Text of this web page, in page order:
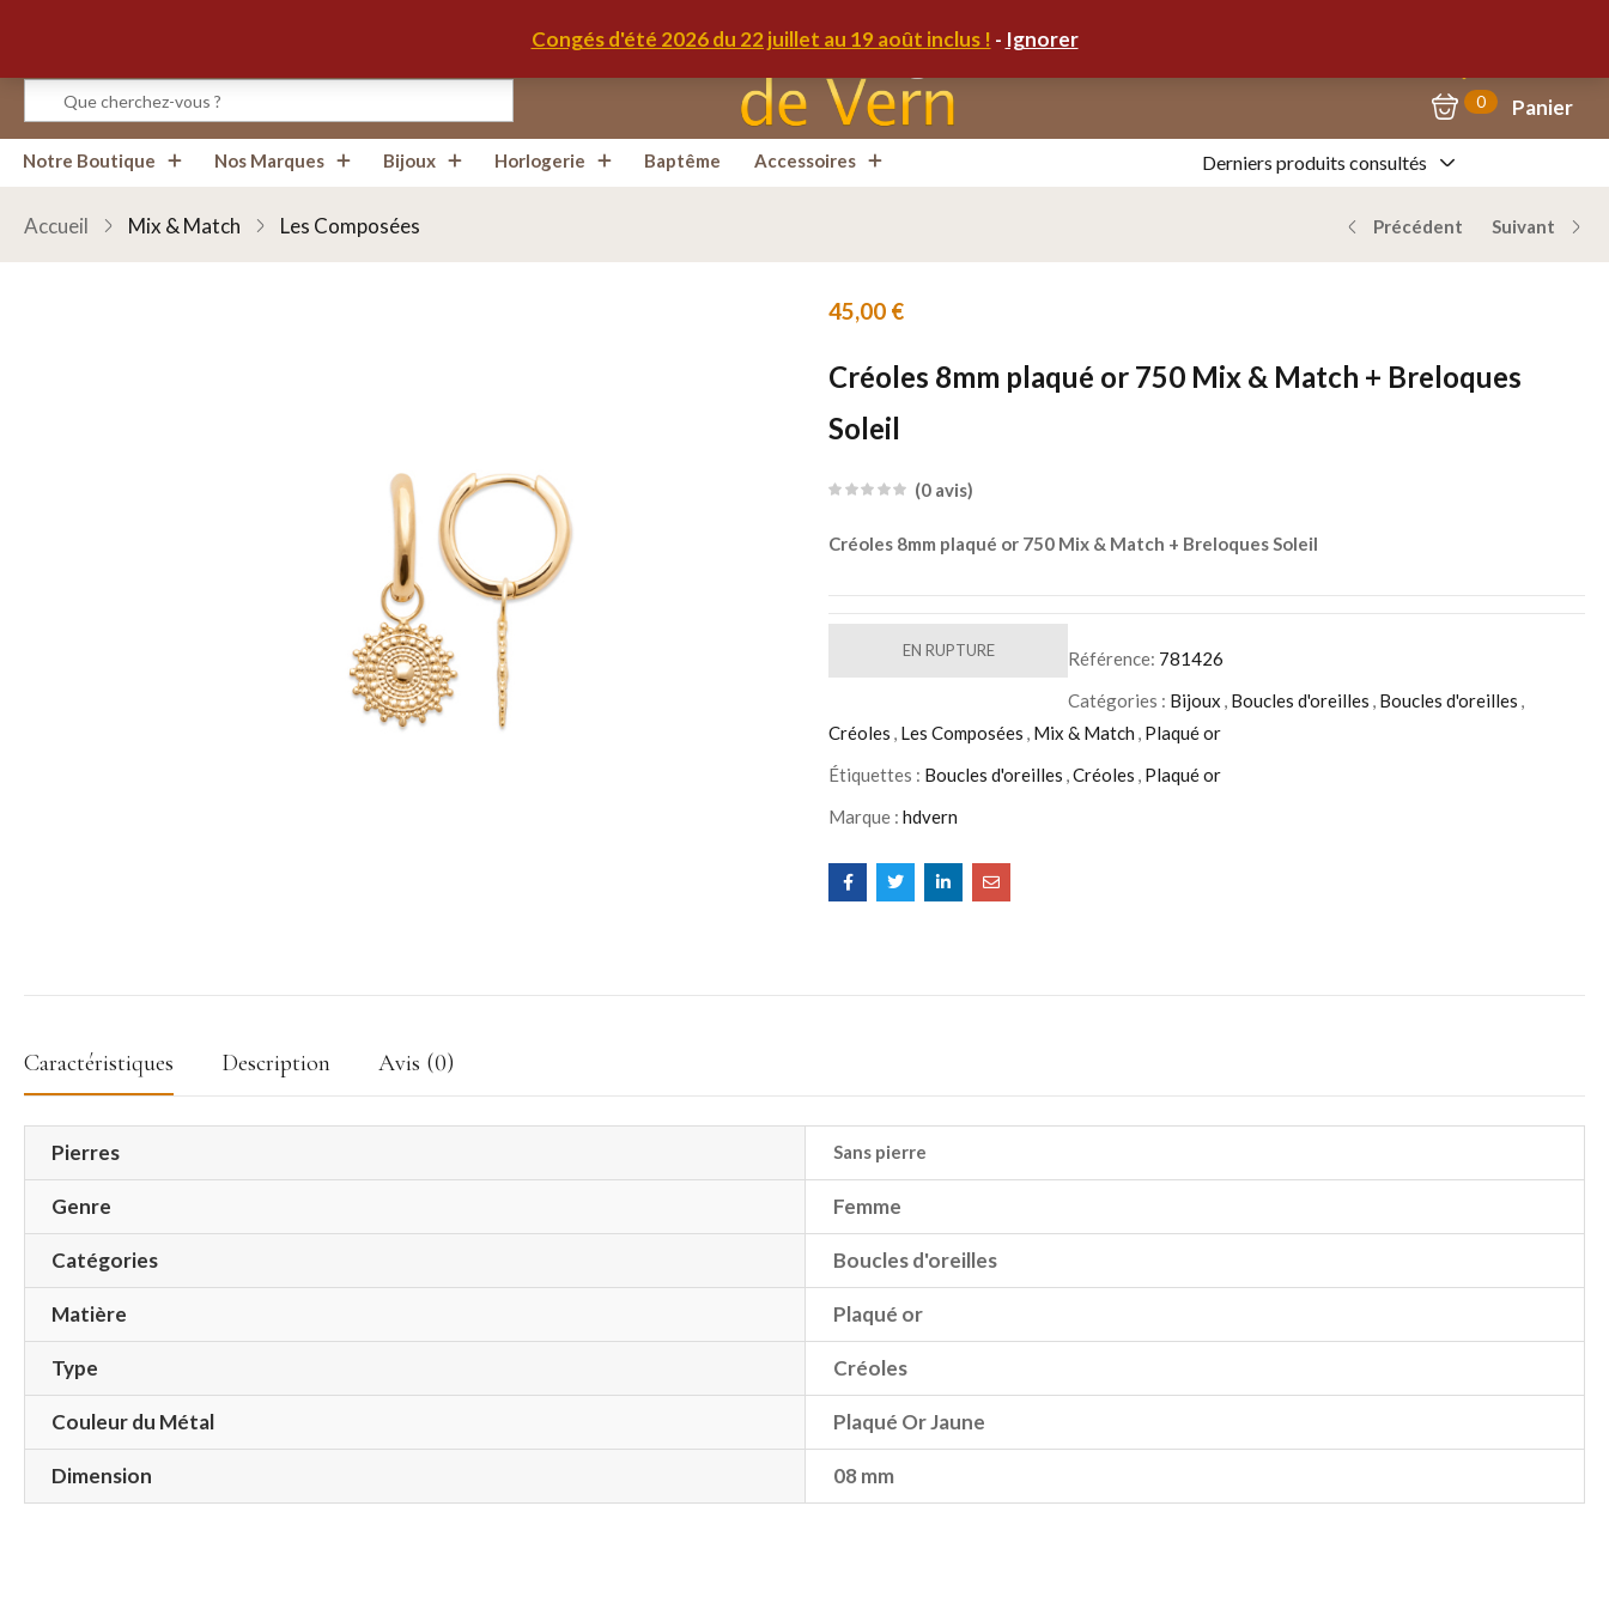
Congés d'été 2026 du 22 juillet au 19 août inclus ! - Ignorer
0 Panier
Notre Boutique Nos Marques Bijoux Horlogerie Baptême Accessoires Derniers produits consultés
Accueil Mix & Match Les Composées Précédent Suivant
Créoles 8mm plaqué or 750 Mix & Match + Breloques Soleil
45,00 €
Créoles 8mm plaqué or 750 Mix & Match + Breloques
Soleil
0 avis
Créoles 8mm plaqué or 750 Mix & Match + Breloques Soleil
EN RUPTURE Référence: 781426
Catégories : Bijoux , Boucles d'oreilles , Boucles d'oreilles ,
Créoles , Les Composées , Mix & Match , Plaqué or
Étiquettes : Boucles d'oreilles ,Créoles , Plaqué or
Marque : hdvern
Caractéristiques Description Avis (0)
Pierres Sans pierre
Genre Femme
Catégories Boucles d'oreilles
Matière Plaqué or
Type Créoles
Couleur du Métal Plaqué Or Jaune
Dimension 08 mm